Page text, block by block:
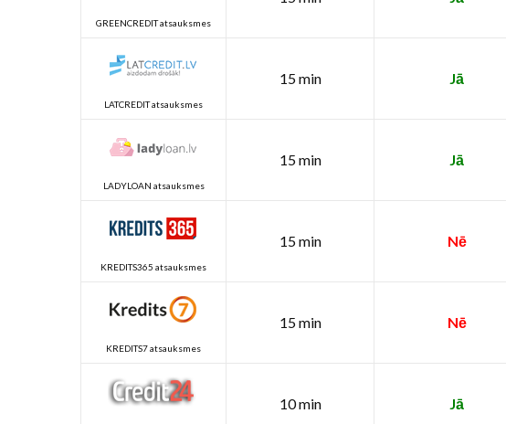
GREENCREDIT atsauksmes
LATCREDIT atsauksmes
15 min Jā
LADYLOAN atsauksmes
15 min Jā
KREDITS365 atsauksmes
15 min Nē
KREDITS7 atsauksmes
15 min Nē
10 min Jā